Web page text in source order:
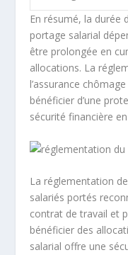
En résumé, la durée
portage salarial
être prolongée en
allocations. La
l’assurance
bénéficier d’une
sécurité financière
La réglementation
salariés portés
contrat de travail et
bénéficier des
salarial offre une